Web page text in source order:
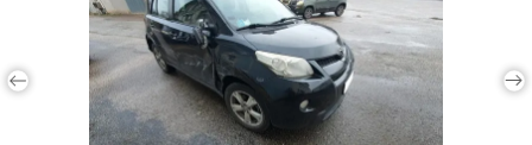
Noleggio a lungo termine
Auto d'epoca
Moto